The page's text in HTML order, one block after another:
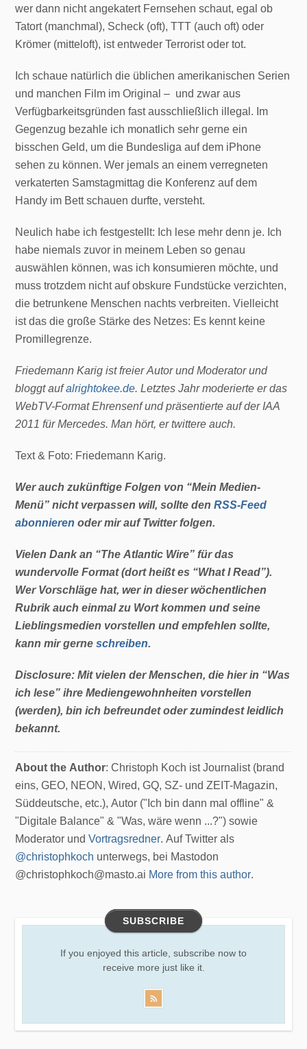
wer dann nicht angekatert Fernsehen schaut, egal ob
Tatort (manchmal), Scheck (oft), TTT (auch oft) oder
Krömer (mitteloft), ist entweder Terrorist oder tot.
Ich schaue natürlich die üblichen amerikanischen Serien
und manchen Film im Original – und zwar aus
Verfügbarkeitsgründen fast ausschließlich illegal. Im
Gegenzug bezahle ich monatlich sehr gerne ein
bisschen Geld, um die Bundesliga auf dem iPhone
sehen zu können. Wer jemals an einem verregneten
verkaterten Samstagmittag die Konferenz auf dem
Handy im Bett schauen durfte, versteht.
Neulich habe ich festgestellt: Ich lese mehr denn je. Ich
habe niemals zuvor in meinem Leben so genau
auswählen können, was ich konsumieren möchte, und
muss trotzdem nicht auf obskure Fundstücke verzichten,
die betrunkene Menschen nachts verbreiten. Vielleicht
ist das die große Stärke des Netzes: Es kennt keine
Promillegrenze.
Friedemann Karig ist freier Autor und Moderator und
bloggt aufalrightokee.de. Letztes Jahr moderierte er das
WebTV-Format Ehrensenf und präsentierte auf der IAA
2011 für Mercedes. Man hört, er twittere auch.
Text & Foto: Friedemann Karig.
Wer auch zukünftige Folgen von “Mein Medien-
Menü” nicht verpassen will, sollte denRSS-Feed
abonnieren oder mir auf Twitter folgen.
Vielen Dank an “The Atlantic Wire” für das
wundervolle Format (dort heißt es “What I Read”).
Wer Vorschläge hat, wer in dieser wöchentlichen
Rubrik auch einmal zu Wort kommen und seine
Lieblingsmedien vorstellen und empfehlen sollte,
kann mir gerneschreiben.
Disclosure: Mit vielen der Menschen, die hier in “Was
ich lese” ihre Mediengewohnheiten vorstellen
(werden), bin ich befreundet oder zumindest leidlich
bekannt.
About the Author: Christoph Koch ist Journalist (brand
eins, GEO, NEON, Wired, GQ, SZ- und ZEIT-Magazin,
Süddeutsche, etc.), Autor ("Ich bin dann mal offline" &
"Digitale Balance" & "Was, wäre wenn ...?") sowie
Moderator undVortragsredner. Auf Twitter als
@christophkoch unterwegs, bei Mastodon
@christophkoch@masto.ai More from this author.
SUBSCRIBE
If you enjoyed this article, subscribe now to
receive more just like it.